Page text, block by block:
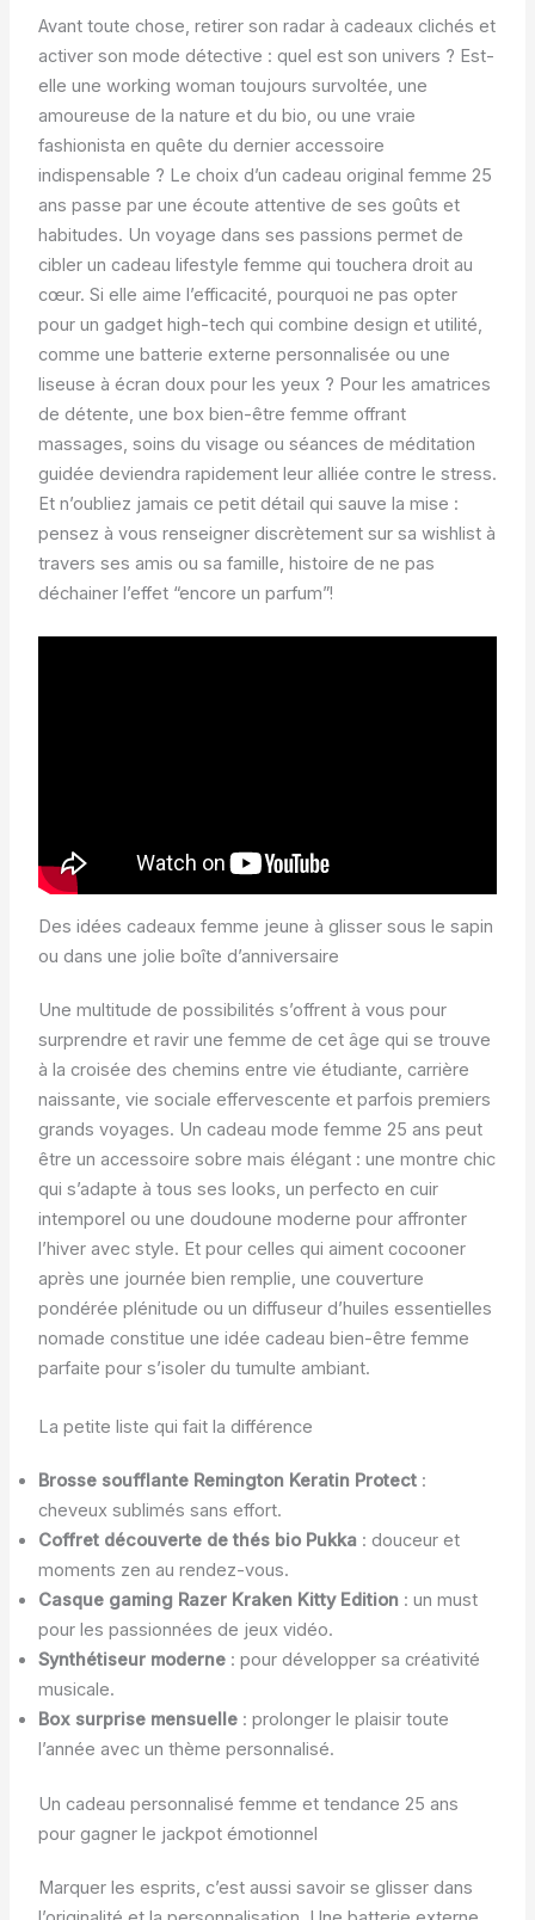
Avant toute chose, retirer son radar à cadeaux clichés et
activer son mode détective : quel est son univers ? Est-
elle une working woman toujours survoltée, une
amoureuse de la nature et du bio, ou une vraie
fashionista en quête du dernier accessoire
indispensable ? Le choix d’un cadeau original femme 25
ans passe par une écoute attentive de ses goûts et
habitudes. Un voyage dans ses passions permet de
cibler un cadeau lifestyle femme qui touchera droit au
cœur. Si elle aime l’efficacité, pourquoi ne pas opter
pour un gadget high-tech qui combine design et utilité,
comme une batterie externe personnalisée ou une
liseuse à écran doux pour les yeux ? Pour les amatrices
de détente, une box bien-être femme offrant
massages, soins du visage ou séances de méditation
guidée deviendra rapidement leur alliée contre le stress.
Et n’oubliez jamais ce petit détail qui sauve la mise :
pensez à vous renseigner discrètement sur sa wishlist à
travers ses amis ou sa famille, histoire de ne pas
déchainer l’effet “encore un parfum”!
Des idées cadeaux femme jeune à glisser sous le sapin
ou dans une jolie boîte d’anniversaire
Une multitude de possibilités s’offrent à vous pour
surprendre et ravir une femme de cet âge qui se trouve
à la croisée des chemins entre vie étudiante, carrière
naissante, vie sociale effervescente et parfois premiers
grands voyages. Un cadeau mode femme 25 ans peut
être un accessoire sobre mais élégant : une montre chic
qui s’adapte à tous ses looks, un perfecto en cuir
intemporel ou une doudoune moderne pour affronter
l’hiver avec style. Et pour celles qui aiment cocooner
après une journée bien remplie, une couverture
pondérée plénitude ou un diffuseur d’huiles essentielles
nomade constitue une idée cadeau bien-être femme
parfaite pour s’isoler du tumulte ambiant.
La petite liste qui fait la différence
Brosse soufflante Remington Keratin Protect:
cheveux sublimés sans effort.
Coffret découverte de thés bio Pukka: douceur et
moments zen au rendez-vous.
Casque gaming Razer Kraken Kitty Edition: un must
pour les passionnées de jeux vidéo.
Synthétiseur moderne: pour développer sa créativité
musicale.
Box surprise mensuelle: prolonger le plaisir toute
l’année avec un thème personnalisé.
Un cadeau personnalisé femme et tendance 25 ans
pour gagner le jackpot émotionnel
Marquer les esprits, c’est aussi savoir se glisser dans